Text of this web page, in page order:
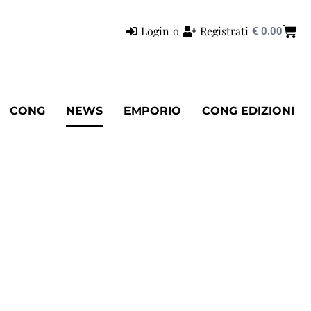
Login o Registrati € 0.00
CONG NEWS EMPORIO CONG EDIZIONI